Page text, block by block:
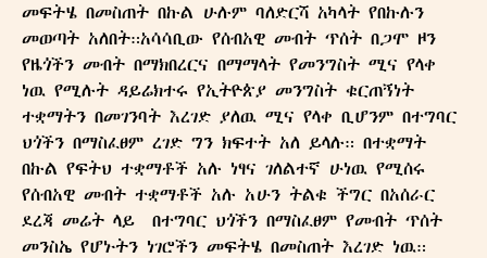
መፍትሄ በመስጠት በኩል ሁሉም ባለድርሻ አካላት የበኩሉን
መወጣት አለበት።አሳሳቢው የሰብአዊ መብት ጥሰት በጋሞ ዞን
የዜጎችን መብት በማክበረርና በማማላት የመንግስት ሚና የላቀ
ነዉ የሚሉት ዳይሬክተሩ የኢትዮጵያ መንግስት ቁርጠኝነት
ተቋማትን በመገንባት እረገድ ያለዉ ሚና የላቀ ቢሆንም በተግባር
ህጎችን በማስፈፀም ረገድ ግን ክፍተት አለ ይላሉ። በተቋማት
በኩል የፍትህ ተቋማቶች አሉ ነፃና ገለልተኛ ሁነዉ የሚሰሩ
የሰብአዊ መብት ተቋማቶች አሉ አሁን ትልቁ ችግር በአሰራር
ደረጃ መሬት ላይ በተግባር ህጎችን በማስፈፀም የመብት ጥሰት
መንስኤ የሆኑትን ነገሮችን መፍትሄ በመስጠት እረገድ ነዉ።